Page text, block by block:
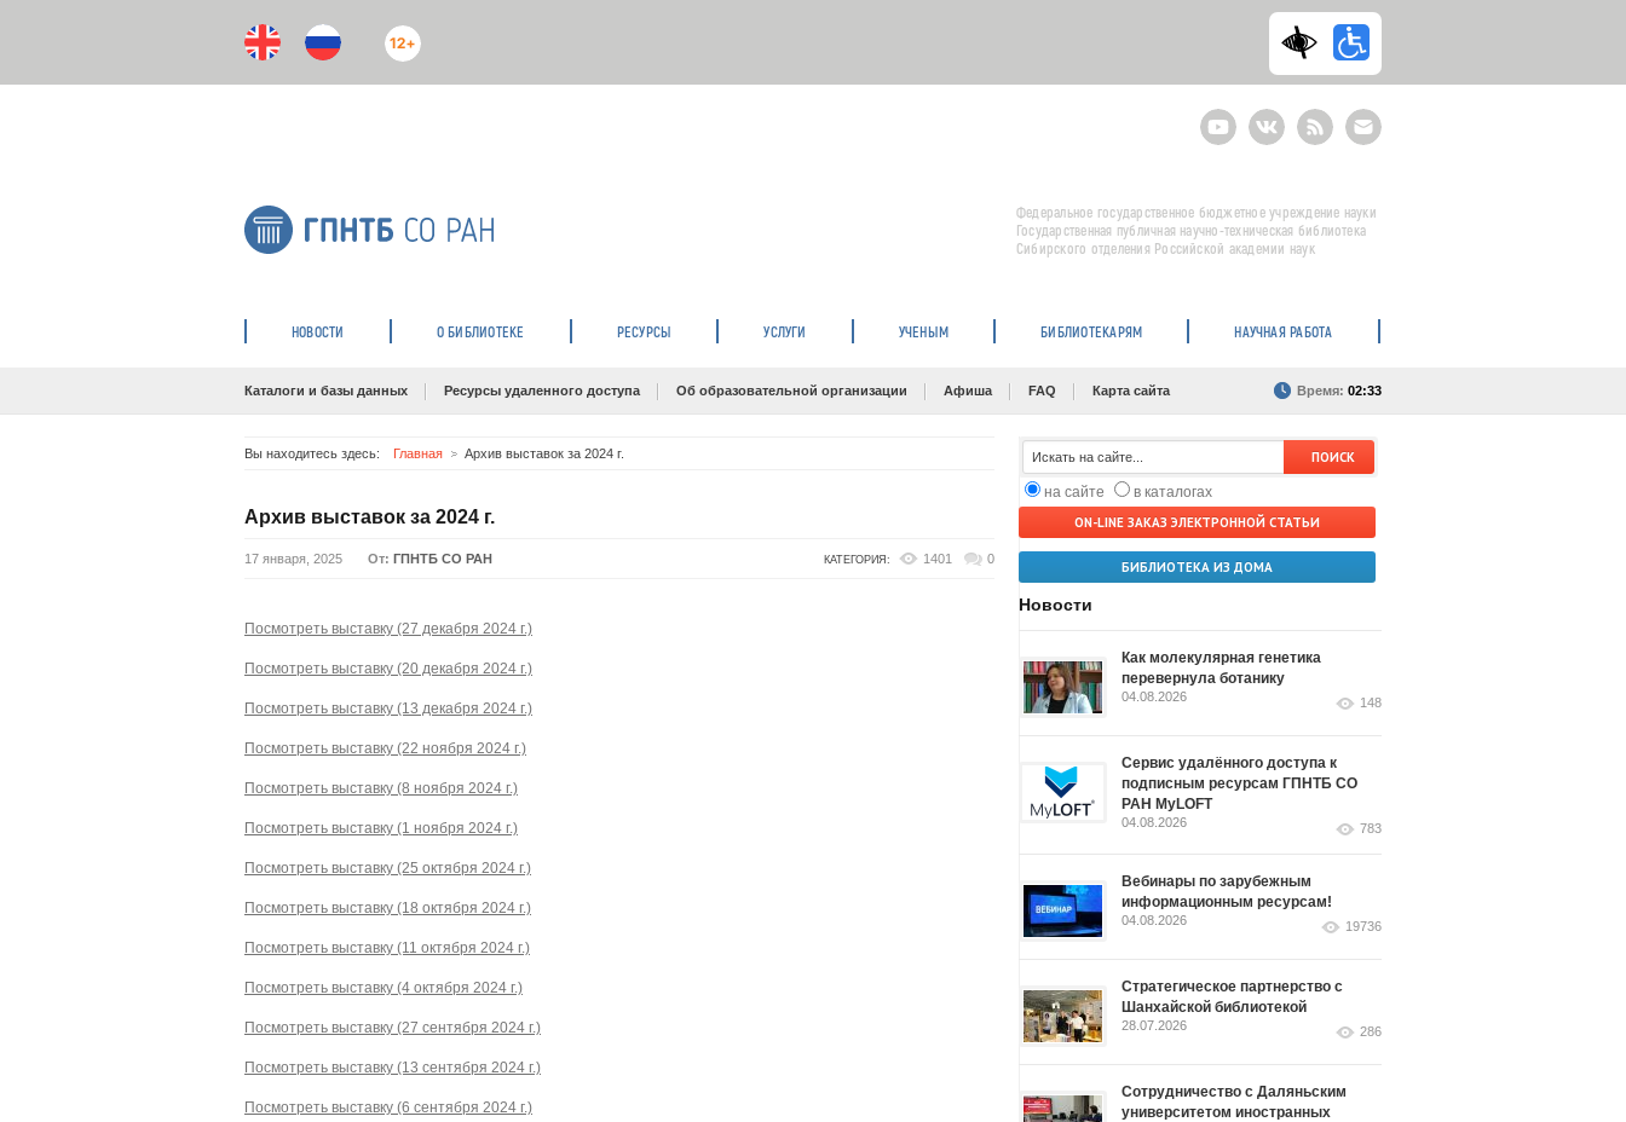
12+
YoutubeВКонтактеRSS
E-
mail
подписка
Федеральное государственное бюджетное учреждение науки
Государственная публичная научно-техническая библиотека
Сибирского отделения Российской академии наук
НОВОСТИ О БИБЛИОТЕКЕ РЕСУРСЫ УСЛУГИ УЧЕНЫМ БИБЛИОТЕКАРЯМ НАУЧНАЯ РАБОТА
Каталоги и базы данных Ресурсы удаленного доступа Об образовательной организации Афиша FAQ Карта сайта Время: 02:33
Вы находитесь здесь: Главная Архив выставок за 2024 г.
Архив выставок за 2024 г.
17 января, 2025 От: ГПНТБ СО РАН КАТЕГОРИЯ: 1401 0
Посмотреть выставку (27 декабря 2024 г.)
Посмотреть выставку (20 декабря 2024 г.)
Посмотреть выставку (13 декабря 2024 г.)
Посмотреть выставку (22 ноября 2024 г.)
Посмотреть выставку (8 ноября 2024 г.)
Посмотреть выставку (1 ноября 2024 г.)
Посмотреть выставку (25 октября 2024 г.)
Посмотреть выставку (18 октября 2024 г.)
Посмотреть выставку (11 октября 2024 г.)
Посмотреть выставку (4 октября 2024 г.)
Посмотреть выставку (27 сентября 2024 г.)
Посмотреть выставку (13 сентября 2024 г.)
Посмотреть выставку (6 сентября 2024 г.)
на сайте
в каталогах
ON-LINE ЗАКАЗ ЭЛЕКТРОННОЙ СТАТЬИ
БИБЛИОТЕКА ИЗ ДОМА
Новости
Как молекулярная генетика
перевернула ботанику
04.08.2026 148
Сервис удалённого доступа к
подписным ресурсам ГПНТБ СО
РАН MyLOFT
04.08.2026 783
Вебинары по зарубежным
информационным ресурсам!
04.08.2026 19736
Стратегическое партнерство с
Шанхайской библиотекой
28.07.2026 286
Сотрудничество с Даляньским
университетом иностранных